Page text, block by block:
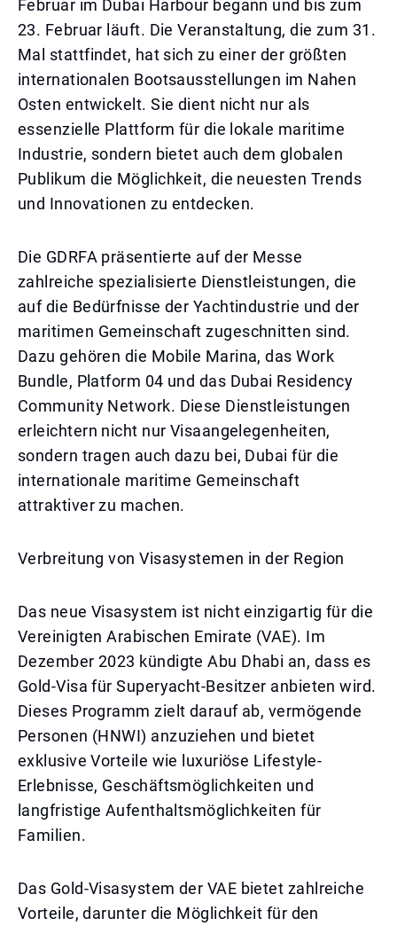
Februar im Dubai Harbour begann und bis zum
23. Februar läuft. Die Veranstaltung, die zum 31.
Mal stattfindet, hat sich zu einer der größten
internationalen Bootsausstellungen im Nahen
Osten entwickelt. Sie dient nicht nur als
essenzielle Plattform für die lokale maritime
Industrie, sondern bietet auch dem globalen
Publikum die Möglichkeit, die neuesten Trends
und Innovationen zu entdecken.
Die GDRFA präsentierte auf der Messe
zahlreiche spezialisierte Dienstleistungen, die
auf die Bedürfnisse der Yachtindustrie und der
maritimen Gemeinschaft zugeschnitten sind.
Dazu gehören die Mobile Marina, das Work
Bundle, Platform 04 und das Dubai Residency
Community Network. Diese Dienstleistungen
erleichtern nicht nur Visaangelegenheiten,
sondern tragen auch dazu bei, Dubai für die
internationale maritime Gemeinschaft
attraktiver zu machen.
Verbreitung von Visasystemen in der Region
Das neue Visasystem ist nicht einzigartig für die
Vereinigten Arabischen Emirate (VAE). Im
Dezember 2023 kündigte Abu Dhabi an, dass es
Gold-Visa für Superyacht-Besitzer anbieten wird.
Dieses Programm zielt darauf ab, vermögende
Personen (HNWI) anzuziehen und bietet
exklusive Vorteile wie luxuriöse Lifestyle-
Erlebnisse, Geschäftsmöglichkeiten und
langfristige Aufenthaltsmöglichkeiten für
Familien.
Das Gold-Visasystem der VAE bietet zahlreiche
Vorteile, darunter die Möglichkeit für den